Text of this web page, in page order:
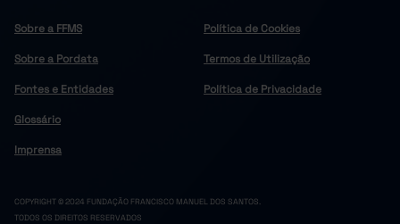
2021
2022
Sobre a FFMS
Sobre a Pordata
Fontes e Entidades
Glossário
Imprensa
Política de Cookies
Termos de Utilização
Política de Privacidade
COPYRIGHT © 2024 FUNDAÇÃO FRANCISCO MANUEL DOS SANTOS.
TODOS OS DIREITOS RESERVADOS